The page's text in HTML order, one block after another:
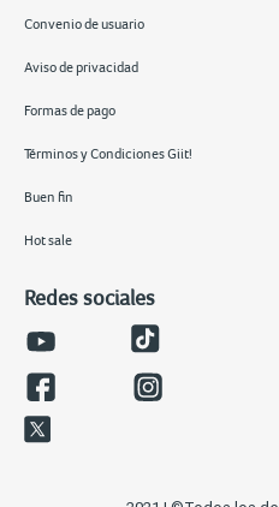
Convenio de usuario
Aviso de privacidad
Formas de pago
Términos y Condiciones Giit!
Buen fin
Hot sale
Redes sociales